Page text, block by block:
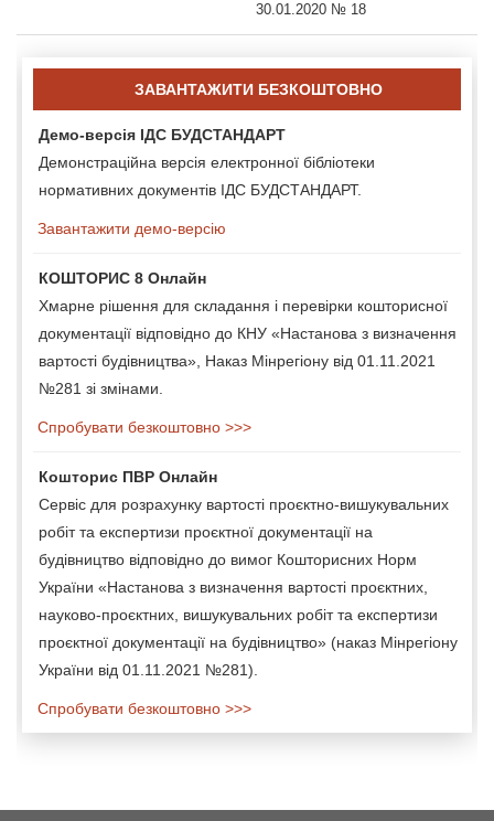
30.01.2020 № 18
ЗАВАНТАЖИТИ БЕЗКОШТОВНО
Демо-версія ІДС БУДСТАНДАРТ
Демонстраційна версія електронної бібліотеки
нормативних документів ІДС БУДСТАНДАРТ.
Завантажити демо-версію
КОШТОРИС 8 Онлайн
Хмарне рішення для складання і перевірки кошторисної
документації відповідно до КНУ «Настанова з визначення
вартості будівництва», Наказ Мінрегіону від 01.11.2021
№281 зі змінами.
Спробувати безкоштовно >>>
Кошторис ПВР Онлайн
Сервіс для розрахунку вартості проєктно-вишукувальних
робіт та експертизи проєктної документації на
будівництво відповідно до вимог Кошторисних Норм
України «Настанова з визначення вартості проєктних,
науково-проєктних, вишукувальних робіт та експертизи
проєктної документації на будівництво» (наказ Мінрегіону
України від 01.11.2021 №281).
Спробувати безкоштовно >>>